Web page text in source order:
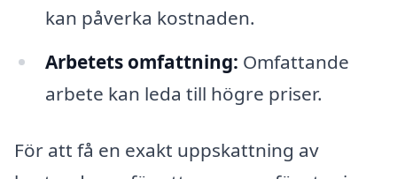
kan påverka kostnaden.
Arbetets omfattning: Omfattande
arbete kan leda till högre priser.
För att få en exakt uppskattning av